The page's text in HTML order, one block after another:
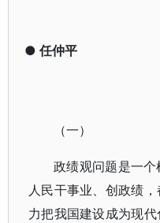
● 任仲平
（一）
政绩观问题是一
人民干事业、创政绩
力把我国建设成为现